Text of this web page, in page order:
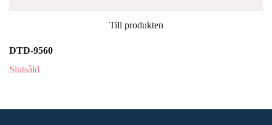
Till produkten
DTD-9560
Slutsåld